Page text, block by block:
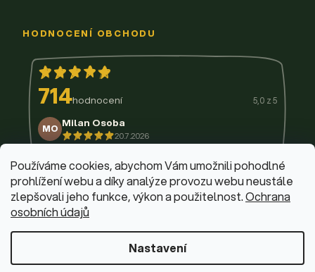
Používáme cookies, abychom Vám umožnili pohodlné
prohlížení webu a díky analýze provozu webu neustále
zlepšovali jeho funkce, výkon a použitelnost.Ochrana
osobních údajů
Nastavení
HODNOCENÍ OBCHODU
714hodnocení 5,0 z 5
MO Milan Osoba
20.7.2026
14.7.2026
11.7.2026
9.7.2026
3.7.2026
29.6.2026
© 2026 Firemní krabičky
Dominik Fabík